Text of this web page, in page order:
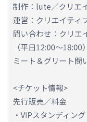
制作：lute／クリエ
運営：クリエイティ
問い合わせ：クリエ
（平日12:00～18:00）
ミート＆グリート
<チケット情報>
先行販売／料金
・VIPスタンディン